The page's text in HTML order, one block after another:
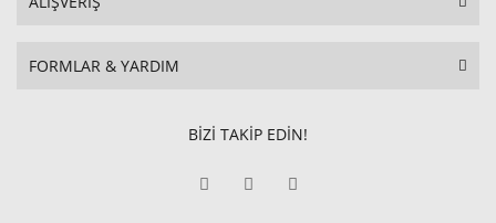
FORMLAR & YARDIM
BİZİ TAKİP EDİN!